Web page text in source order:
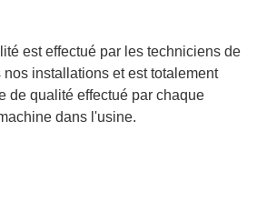
est effectué par les techniciens de
installations et est totalement
de qualité effectué par chaque
dans l'usine.